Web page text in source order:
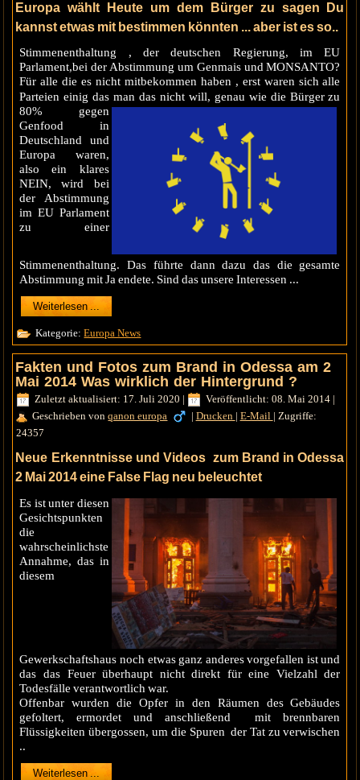
Europa wählt Heute um dem Bürger zu sagen Du
kannst etwas mit bestimmen könnten ... aber ist es so..
Stimmenenthaltung , der deutschen Regierung, im EU
Parlament,bei der Abstimmung um Genmais und MONSANTO?
Für alle die es nicht mitbekommen haben , erst waren sich alle
Parteien einig das man das nicht will, genau wie die Bürger zu
80% gegen
Genfood in
Deutschland und
Europa waren,
also ein klares
NEIN, wird bei
der Abstimmung
im EU Parlament
zu einer
Stimmenenthaltung. Das führte dann dazu das die gesamte
Abstimmung mit Ja endete. Sind das unsere Interessen ...
Weiterlesen ...
Kategorie:Europa News
Fakten und Fotos zum Brand in Odessa am 2
Mai 2014 Was wirklich der Hintergrund ?
Zuletzt aktualisiert: 17. Juli 2020 | Veröffentlicht: 08. Mai 2014 |
Geschrieben vonqanon europa | Drucken | E-Mail | Zugriffe:
24357
Neue Erkenntnisse und Videos zum Brand in Odessa
2 Mai 2014 eine False Flag neu beleuchtet
Es ist unter diesen
Gesichtspunkten
die
wahrscheinlichste
Annahme, das in
diesem
Gewerkschaftshaus noch etwas ganz anderes vorgefallen ist und
das das Feuer überhaupt nicht direkt für eine Vielzahl der
Todesfälle verantwortlich war.
Offenbar wurden die Opfer in den Räumen des Gebäudes
gefoltert, ermordet und anschließend mit brennbaren
Flüssigkeiten übergossen, um die Spuren der Tat zu verwischen
..
Weiterlesen ...